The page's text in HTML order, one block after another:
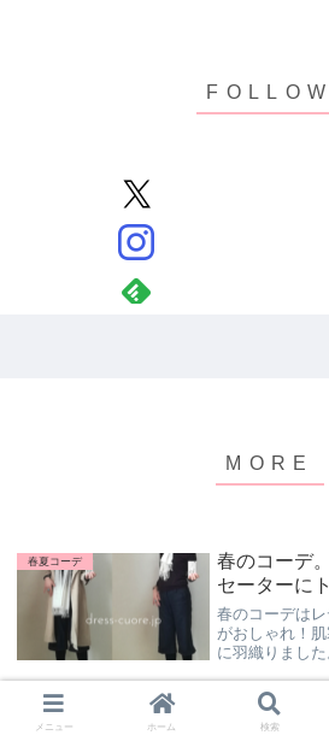
春夏コーデ
春のコーデ
セーターに
春のコーデは
がおしゃれ！
に羽織りまし
デでレディー
のストールも
ツをお伝えしま
春夏コーデ
ドレスコー
メニュー ホーム 検索